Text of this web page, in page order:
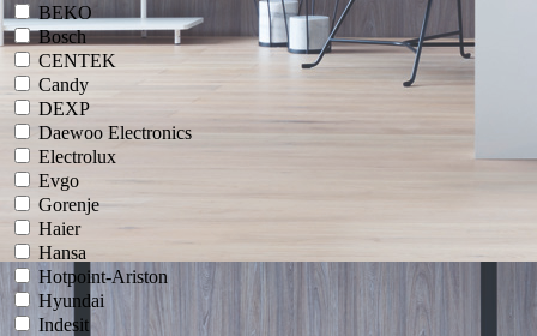
BEKO
Bosch
CENTEK
Candy
DEXP
Daewoo Electronics
Electrolux
Evgo
Gorenje
Haier
Hansa
Hotpoint-Ariston
Hyundai
Indesit